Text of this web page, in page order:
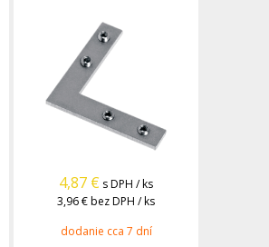
4,87 € s DPH / ks
3,96 €bez DPH / ks
dodanie cca 7 dní